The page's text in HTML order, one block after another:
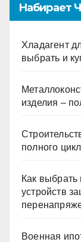
Набирает
Хладагент
выбрать и
изделия –
полного
Как выбрать
устройств
Военная